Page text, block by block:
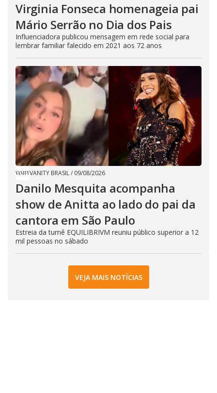
Virginia Fonseca homenageia pai
Mário Serrão no Dia dos Pais
Influenciadora publicou mensagem em rede social para
lembrar familiar falecido em 2021 aos 72 anos
VANITY BRASIL/ 09/08/2026
Danilo Mesquita acompanha
show de Anitta ao lado do pai da
cantora em São Paulo
Estreia da turnê EQUILIBRIVM reuniu público superior a 12
mil pessoas no sábado
VEJA MAIS NOTÍCIAS